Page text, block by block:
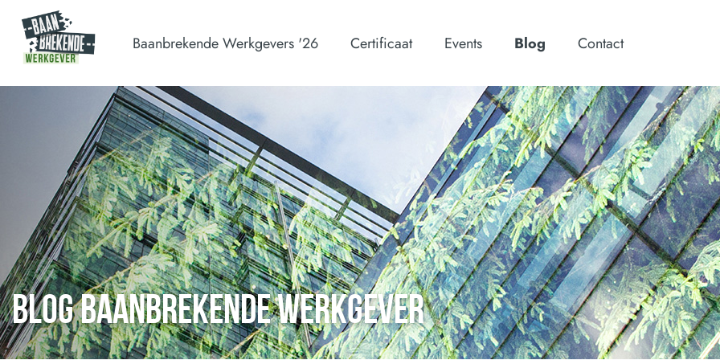
Baanbrekende Werkgevers '26 Certificaat Events Blog Contact
BLOG BAANBREKENDE WERKGEVER